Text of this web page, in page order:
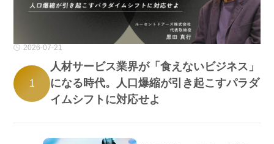
2026-07-21
1
人材サービス業界が「食えないビジネス」
になる時代。人口爆縮が引き起こすパラダ
イムシフトに対応せよ